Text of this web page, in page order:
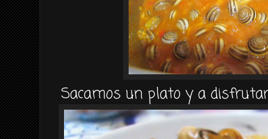
Sacamos un plato y a